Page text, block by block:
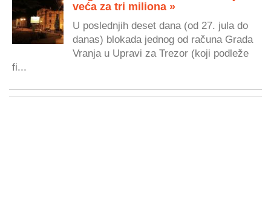
veća za tri miliona »
U poslednjih deset dana (od 27. jula do
danas) blokada jednog od računa Grada
Vranja u Upravi za Trezor (koji podleže
fi...